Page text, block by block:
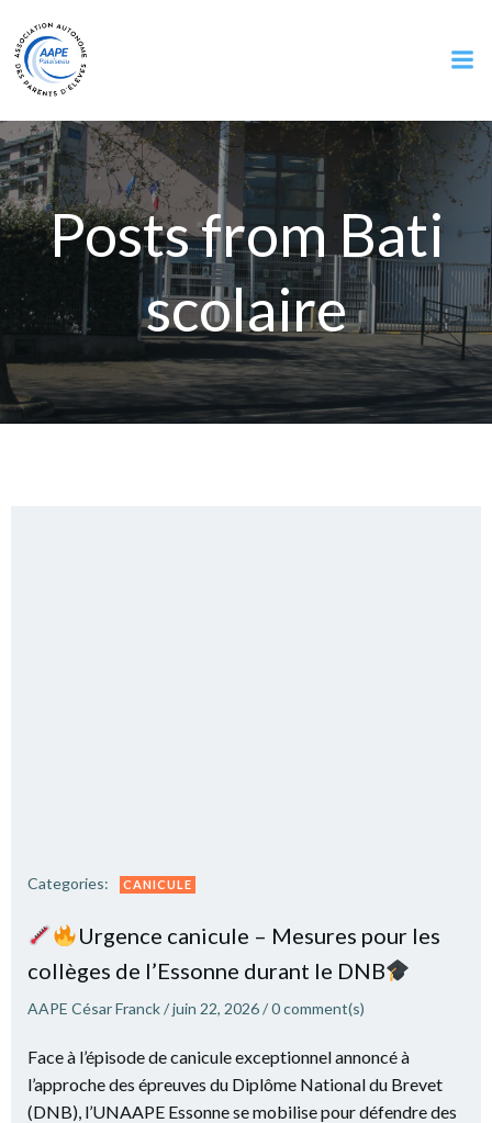
Posts from Bati
scolaire
Categories: CANICULE
Urgence canicule – Mesures pour les
collèges de l’Essonne durant le DNB
AAPE César Franck/juin 22, 2026/0comment(s)
Face à l’épisode de canicule exceptionnel annoncé à
l’approche des épreuves du Diplôme National du Brevet
(DNB), l’UNAAPE Essonne se mobilise pour défendre des